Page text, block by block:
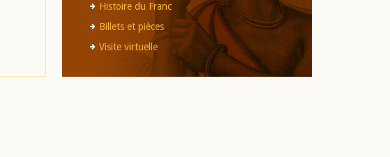
Histoire du Franc
Billets et pièces
Visite virtuelle